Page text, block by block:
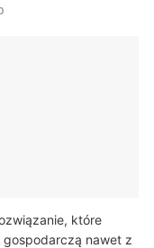
które
gospodarczą nawet z